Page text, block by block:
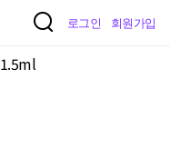
로그인 회원가입